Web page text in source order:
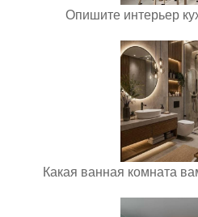
Опишите интерьер
Какая ванная комната